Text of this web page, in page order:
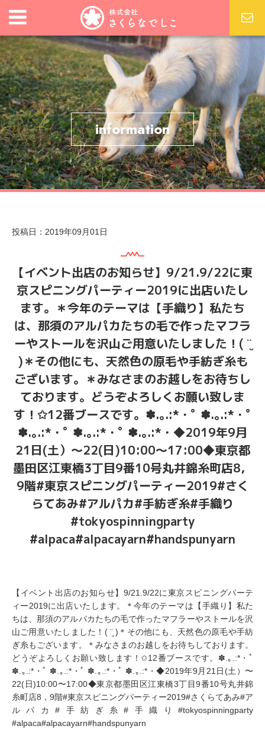
information
投稿日：2019年09月01日
【イベント出店のお知らせ】9/21.9/22に東
京スピニングパーティー2019に出店いたし
ます。＊今年のテーマは【手織り】私たち
は、那須のアルパカたちの毛で作ったマフラ
ーやストールを沢山ご用意いたしました！( ¨̮
)＊その他にも、天然色の原毛や手紡ぎ糸も
ございます。＊みなさまのお越しをお待ちし
ております。どうぞよろしくお願い致しま
す！✩12番ブースです。✽.｡.:*・ﾟ ✽.｡.:*・ﾟ
✽.｡.:*・ﾟ ✽.｡.:*・ﾟ ✽.｡.:*・◆2019年9月
21日(土）〜22(日)10:00〜17:00◆東京都
墨田区江東橋3丁目9番10号丸井錦糸町店8，
9階#東京スピニングパーティー2019#さく
らてあみ#アルパカ#手紡ぎ糸#手織り
#tokyospinningparty
#alpaca#alpacayarn#handspunyarn
【イベント出店のお知らせ】9/21.9/22に東京スピニングパーテ
ィー2019に出店いたします。＊今年のテーマは【手織り】私た
ちは、那須のアルパカたちの毛で作ったマフラーやストールを沢
山ご用意いたしました！( ¨̮ )＊その他にも、天然色の原毛や手紡
ぎ糸もございます。＊みなさまのお越しをお待ちしております。
どうぞよろしくお願い致します！✩12番ブースです。✽.｡.:*・ﾟ
✽.｡.:*・ﾟ ✽.｡.:*・ﾟ ✽.｡.:*・ﾟ ✽.｡.:*・◆2019年9月21日(土）〜
22(日)10:00〜17:00◆東京都墨田区江東橋3丁目9番10号丸井錦
糸町店8，9階#東京スピニングパーティー2019#さくらてあみ#ア
ルパカ#手紡ぎ糸#手織り#tokyospinningparty
#alpaca#alpacayarn#handspunyarn